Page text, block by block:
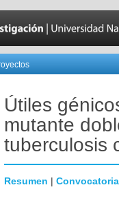
Útiles
mutante
tuberculosis
Resumen | Convocatoria